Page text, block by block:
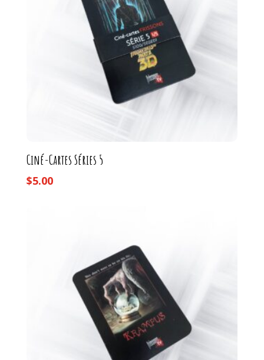
Ciné-Cartes Séries 5
$5.00